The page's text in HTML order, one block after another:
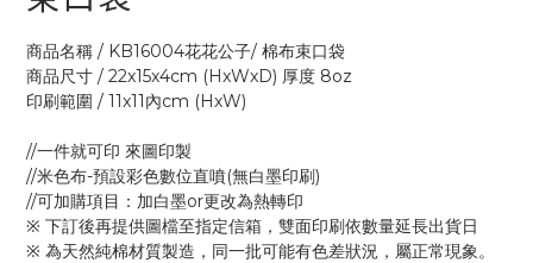
商品名稱 / KB16004花花公子/ 棉布束口袋
商品尺寸 / 22x15x4cm (HxWxD) 厚度 8oz
印刷範圍 / 11x11內cm (HxW)
//一件就可印 來圖印製
//米色布-預設彩色數位直噴(無白墨印刷)
//可加購項目：加白墨or更改為熱轉印
※ 下訂後再提供圖檔至指定信箱，雙面印刷依數量延長出貨日
※ 為天然純棉材質製造，同一批可能有色差狀況，屬正常現象。